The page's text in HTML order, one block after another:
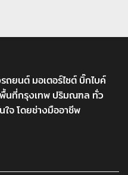
ถยนต์ มอเตอร์ไซต์ บิ๊กไบค์
นที่กรุงเทพ ปริมณฑล ทั่ว
ใจ โดยช่างมืออาชีพ